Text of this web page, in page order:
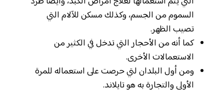
السموم من الجسم، وكذلك مسكن للآلام التي
تصيب الظهر.
كما أنه من الأحجار التي تدخل في الكثير من
الاستعمالات الأخرى.
ومن أول البلدان لتي حرصت على استعماله للمرة
الأولى والتجارة به هو تايلاند.